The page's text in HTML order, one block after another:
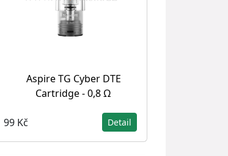
Aspire TG Cyber DTE
Cartridge - 0,8 Ω
99 Kč Detail